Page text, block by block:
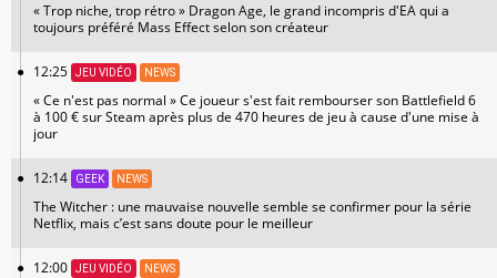
« Trop niche, trop rétro » Dragon Age, le grand incompris d'EA qui a
toujours préféré Mass Effect selon son créateur
12:25 JEU VIDÉO NEWS
« Ce n'est pas normal » Ce joueur s'est fait rembourser son Battlefield 6
à 100 € sur Steam après plus de 470 heures de jeu à cause d'une mise à
jour
12:14 GEEK NEWS
The Witcher : une mauvaise nouvelle semble se confirmer pour la série
Netflix, mais c’est sans doute pour le meilleur
12:00 JEU VIDÉO NEWS